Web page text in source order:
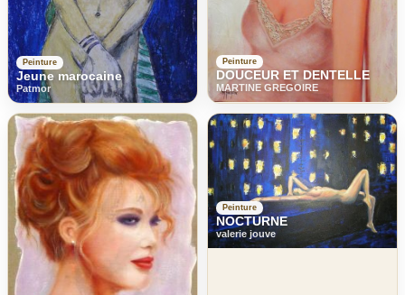
Peinture
Jeune marocaine
Patmor
Peinture
DOUCEUR ET DENTELLE
MARTINE GREGOIRE
Peinture
NOCTURNE
valerie jouve